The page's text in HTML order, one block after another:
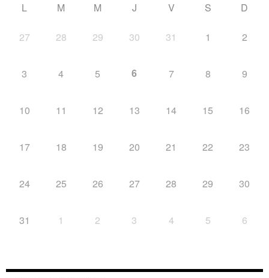
L M M J V S D
27 28 29 30 31 1 2
3 4 5 6 7 8 9
10 11 12 13 14 15 16
17 18 19 20 21 22 23
24 25 26 27 28 29 30
31 1 2 3 4 5 6